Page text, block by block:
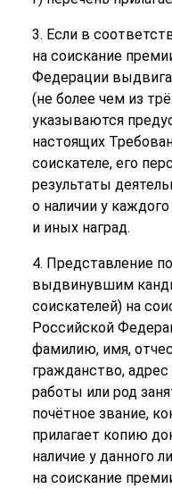
3. Если в
на соискание
Федерации
(не более чем из
указываются
настоящих
соискателе, его
результаты
о наличии у
и иных наград.
4. Представление
выдвинувшим
соискателей) на
Российской
фамилию, имя,
гражданство,
работы или род
почётное звание,
прилагает копию
наличие у данного
на соискание